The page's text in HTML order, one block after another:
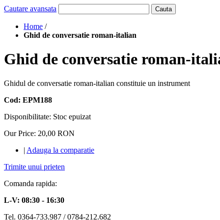
Cautare avansata Cauta
Home /
Ghid de conversatie roman-italian
Ghid de conversatie roman-
Ghidul de conversatie roman-italian constituie un instrument
Cod: EPM188
Disponibilitate: Stoc epuizat
Our Price: 20,00 RON
| Adauga la comparatie
Trimite unui prieten
Comanda rapida:
L-V: 08:30 - 16:30
Tel. 0364-733.987 / 0784-212.682